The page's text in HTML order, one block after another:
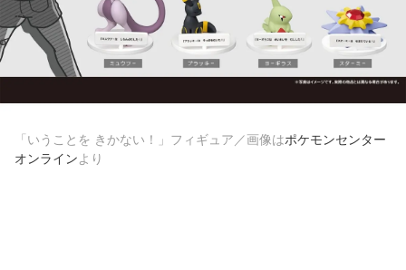
「いうことを きかない！」フィギュア／画像はポケモンセンター
オンラインより